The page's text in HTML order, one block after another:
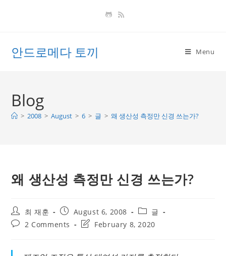
안드로메다 토끼 Menu
Blog
> 2008 > August > 6 > 글 > 왜 생산성 측정만 신경 쓰는가?
왜 생산성 측정만 신경 쓰는가?
Post
author:
최 재훈
Post
published:
August 6, 2008
Post
category:
글
Post2 Comments
PostFebruary 8, 2020